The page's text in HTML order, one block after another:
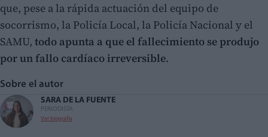
que, pese a la rápida actuación del equipo de
socorrismo, la Policía Local, la Policía Nacional y el
SAMU, todo apunta a que el fallecimiento se produjo
por un fallo cardíaco irreversible.
Sobre el autor
SARA DE LA FUENTE
PERIODISTA
Ver biografía